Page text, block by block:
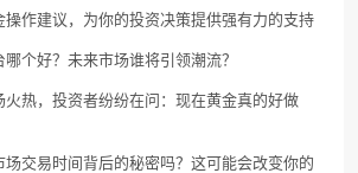
操作建议，为你的投资决策提供强有力的支持
个好？未来市场谁将引领潮流？
火热，投资者纷纷在问：现在黄金真的好做
场交易时间背后的秘密吗？这可能会改变你的